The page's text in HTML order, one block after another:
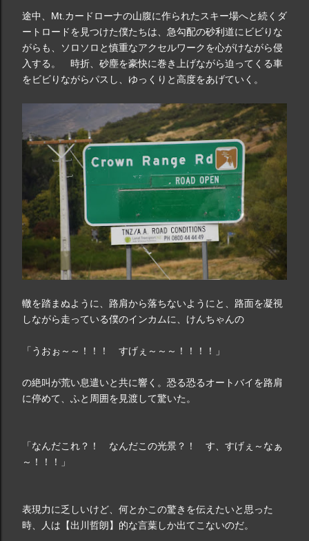
途中、Mt.カードローナの山腹に作られたスキー場へと続くダ
ートロードを見つけた僕たちは、急勾配の砂利道にビビりな
がらも、ソロソロと慎重なアクセルワークを心がけながら侵
入する。 時折、砂塵を豪快に巻き上げながら迫ってくる車
をビビりながらパスし、ゆっくりと高度をあげていく。
轍を踏まぬように、路肩から落ちないようにと、路面を凝視
しながら走っている僕のインカムに、けんちゃんの
「うおぉ～～！！！ すげぇ～～～！！！！」
の絶叫が荒い息遣いと共に響く。恐る恐るオートバイを路肩
に停めて、ふと周囲を見渡して驚いた。
「なんだこれ？！ なんだこの光景？！ す、すげぇ～なぁ
～！！！」
表現力に乏しいけど、何とかこの驚きを伝えたいと思った
時、人は【出川哲朗】的な言葉しか出てこないのだ。